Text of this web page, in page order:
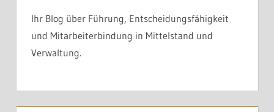
Ihr Blog über Führung, Entscheidungsfähigkeit
und Mitarbeiterbindung in Mittelstand und
Verwaltung.